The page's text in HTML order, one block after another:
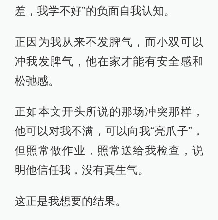
差，我学不好”的负面自我认知。
正因为我从来不发脾气，而小双可以
冲我发脾气，他在家才能有安全感和
松弛感。
正如本文开头所说的那场冲突那样，
他可以对我不满，可以向我“亮爪子”，
但照常做作业，照常送给我检查，说
明他信任我，没有真生气。
这正是我想要的结果。